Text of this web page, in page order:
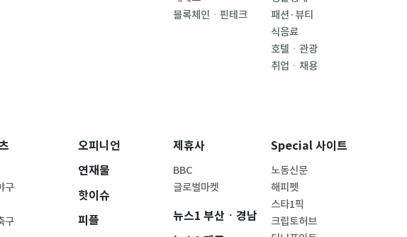
블록체인ㆍ핀테크
패션·뷰티
식음료
호텔ㆍ관광
취업ㆍ채용
구
구
오피니언
연재물
핫이슈
피플
제휴사
BBC
글로벌마켓
뉴스1 부산ㆍ경남
Special 사이트
노동신문
해피펫
스타1픽
크립토허브